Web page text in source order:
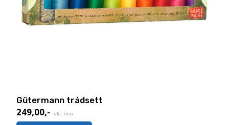
Gütermann trådsett
249,00,- eks. mva.